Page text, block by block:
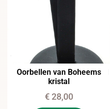
Oorbellen van Boheems
kristal
€28,00